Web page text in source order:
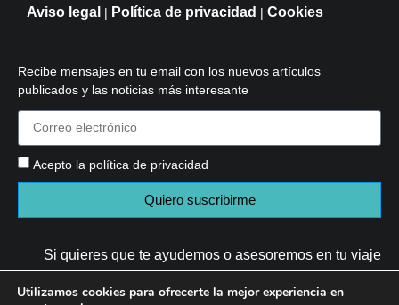
Aviso legal | Política de privacidad | Cookies
Recibe mensajes en tu email con los nuevos artículos
publicados y las noticias más interesante
Acepto la política de privacidad
Quiero suscribirme
Si quieres que te ayudemos o asesoremos en tu viaje
solo tienes que mandarme un email a
Utilizamos cookies para ofrecerte la mejor experiencia en